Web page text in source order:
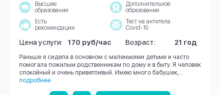
Высшее
образование
Дополнительное
образование
Есть
рекомендации
Тест на антитела
Covid-19
Цена услуги: 170 руб/час Возраст: 21 год
Раньше я сидела в основном с маленькими детьми и часто
помогала пожилым родственникам по дому и в быту. Я человек
спокойный и очень приветливый. Имею много бабушек,...
подробнее